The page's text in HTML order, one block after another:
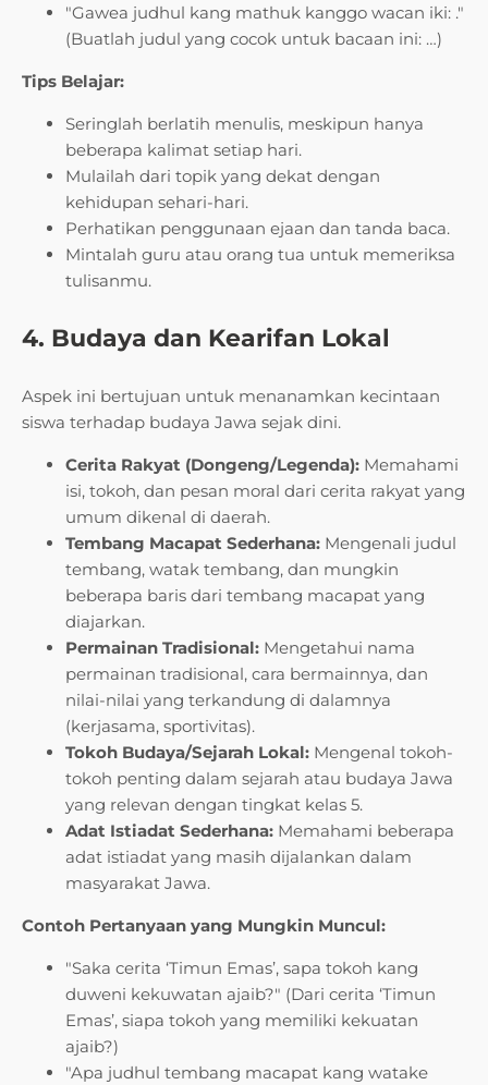
"Gawea judhul kang mathuk kanggo wacan iki: ."
(Buatlah judul yang cocok untuk bacaan ini: …)
Tips Belajar:
Seringlah berlatih menulis, meskipun hanya
beberapa kalimat setiap hari.
Mulailah dari topik yang dekat dengan
kehidupan sehari-hari.
Perhatikan penggunaan ejaan dan tanda baca.
Mintalah guru atau orang tua untuk memeriksa
tulisanmu.
4. Budaya dan Kearifan Lokal
Aspek ini bertujuan untuk menanamkan kecintaan
siswa terhadap budaya Jawa sejak dini.
Cerita Rakyat (Dongeng/Legenda): Memahami
isi, tokoh, dan pesan moral dari cerita rakyat yang
umum dikenal di daerah.
Tembang Macapat Sederhana: Mengenali judul
tembang, watak tembang, dan mungkin
beberapa baris dari tembang macapat yang
diajarkan.
Permainan Tradisional: Mengetahui nama
permainan tradisional, cara bermainnya, dan
nilai-nilai yang terkandung di dalamnya
(kerjasama, sportivitas).
Tokoh Budaya/Sejarah Lokal: Mengenal tokoh-
tokoh penting dalam sejarah atau budaya Jawa
yang relevan dengan tingkat kelas 5.
Adat Istiadat Sederhana: Memahami beberapa
adat istiadat yang masih dijalankan dalam
masyarakat Jawa.
Contoh Pertanyaan yang Mungkin Muncul:
"Saka cerita ‘Timun Emas’, sapa tokoh kang
duweni kekuwatan ajaib?" (Dari cerita ‘Timun
Emas’, siapa tokoh yang memiliki kekuatan
ajaib?)
"Apa judhul tembang macapat kang watake